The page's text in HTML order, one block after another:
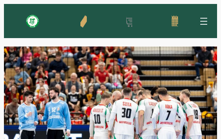
tartalomhoz